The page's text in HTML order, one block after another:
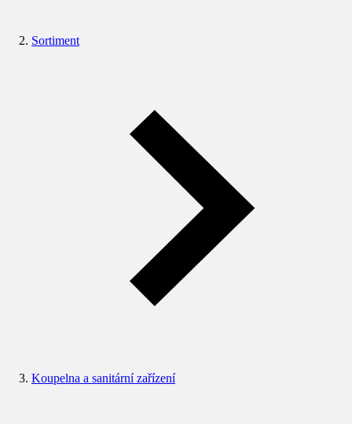
Sortiment
Koupelna a sanitární zařízení